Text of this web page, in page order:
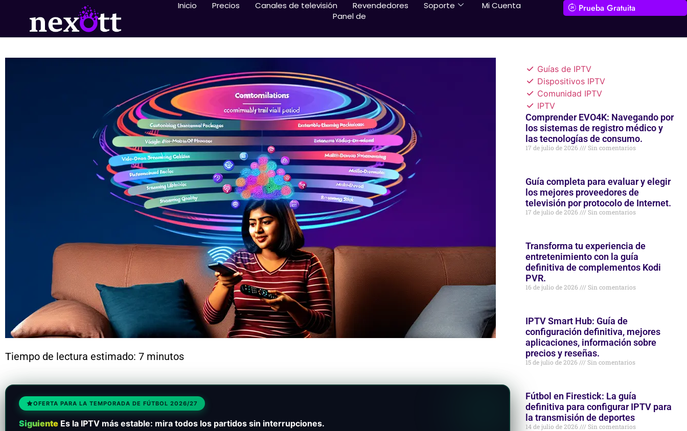
Inicio Precios Canales de televisión Revendedores Soporte
Mi Cuenta
Panel de
Prueba Gratuita
Tiempo de lectura estimado: 7 minutos
OFERTA PARA LA TEMPORADA DE FÚTBOL 2026/27
SiguienteEs la IPTV más estable: mira todos los partidos sin interrupciones.
Guías de IPTV
Dispositivos IPTV
Comunidad IPTV
IPTV
Comprender EVO4K: Navegando por
los sistemas de registro médico y
las tecnologías de consumo.
17 de julio de 2026 Sin comentarios
Guía completa para evaluar y elegir
los mejores proveedores de
televisión por protocolo de Internet.
17 de julio de 2026 Sin comentarios
Transforma tu experiencia de
entretenimiento con la guía
definitiva de complementos Kodi
PVR.
16 de julio de 2026 Sin comentarios
IPTV Smart Hub: Guía de
configuración definitiva, mejores
aplicaciones, información sobre
precios y reseñas.
15 de julio de 2026 Sin comentarios
Fútbol en Firestick: La guía
definitiva para configurar IPTV para
la transmisión de deportes
14 de julio de 2026 Sin comentarios